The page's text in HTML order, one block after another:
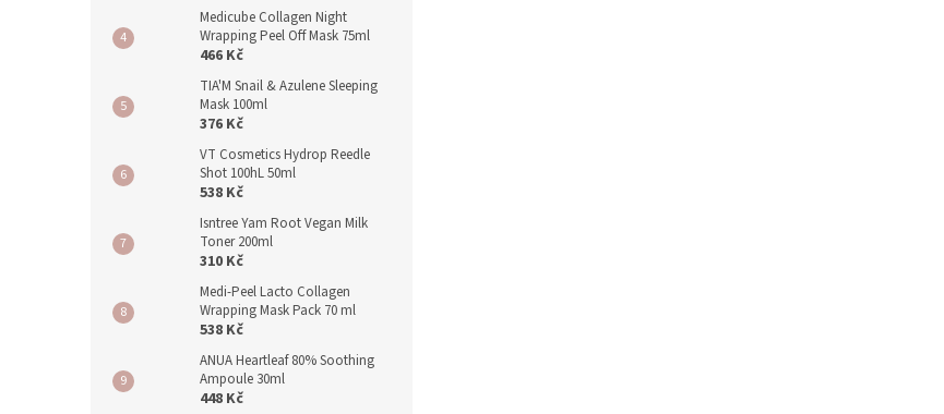
Medicube Collagen Night
Wrapping Peel Off Mask 75ml
466 Kč
TIA'M Snail & Azulene Sleeping
Mask 100ml
376 Kč
VT Cosmetics Hydrop Reedle
Shot 100hL 50ml
538 Kč
Isntree Yam Root Vegan Milk
Toner 200ml
310 Kč
Medi-Peel Lacto Collagen
Wrapping Mask Pack 70 ml
538 Kč
ANUA Heartleaf 80% Soothing
Ampoule 30ml
448 Kč